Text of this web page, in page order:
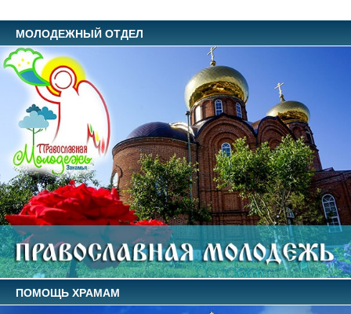
МОЛОДЕЖНЫЙ ОТДЕЛ
ПОМОЩЬ ХРАМАМ